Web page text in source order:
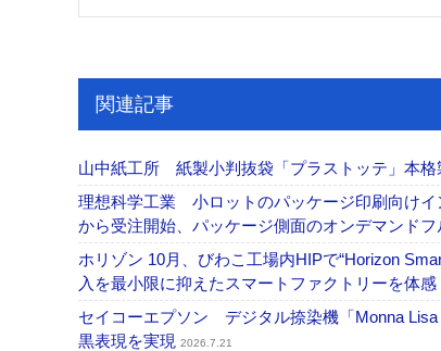
関連記事
山中紙工所 紙製小判抜袋「プラストッテ」本
理想科学工業 小ロットのパッケージ印刷向け
から受注開始、パッケージ側面のオンデマンド
ホリゾン 10月、びわこ工場内HIPで“Horizon
入を最小限に抑えたスマートファクトリーを体感
セイコーエプソン デジタル捺染機「Monna
黒表現を実現 2026.7.21